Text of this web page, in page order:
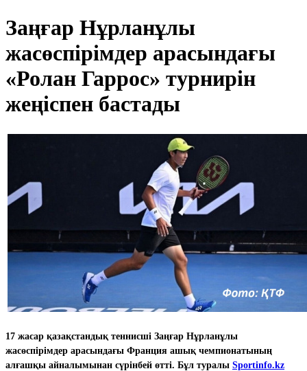
Заңғар Нұрланұлы
жасөспірімдер арасындағы
«Ролан Гаррос» турнирін
жеңіспен бастады
17 жасар қазақстандық теннисші Заңғар Нұрланұлы
жасөспірімдер арасындағы Франция ашық чемпионатының
алғашқы айналымынан сүрінбей өтті. Бұл туралы Sportinfo.kz